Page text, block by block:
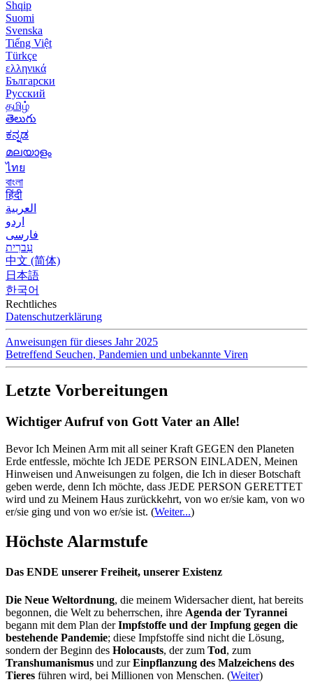
Shqip
Suomi
Svenska
Tiếng Việt
Türkçe
ελληνικά
Български
Русский
தமிழ்
తెలుగు
ಕನ್ನಡ
മലയാളം
ไทย
বাংলা
हिंदी
العربية
اردو
فارسی
עִברִית
中文 (简体)
日本語
한국어
Rechtliches
Datenschutzerklärung
Anweisungen für dieses Jahr 2025
Betreffend Seuchen, Pandemien und unbekannte Viren
Letzte Vorbereitungen
Wichtiger Aufruf von Gott Vater an Alle!
Bevor Ich Meinen Arm mit all seiner Kraft GEGEN den Planeten
Erde entfessle, möchte Ich JEDE PERSON EINLADEN, Meinen
Hinweisen und Anweisungen zu folgen, die Ich in dieser Botschaft
geben werde, denn Ich möchte, dass JEDE PERSON GERETTET
wird und zu Meinem Haus zurückkehrt, von wo er/sie kam, von wo
er/sie ging und von wo er/sie ist. (Weiter...)
Höchste Alarmstufe
Das ENDE unserer Freiheit, unserer Existenz
Die Neue Weltordnung, die meinem Widersacher dient, hat bereits
begonnen, die Welt zu beherrschen, ihre Agenda der Tyrannei
begann mit dem Plan derImpfstoffe und der Impfung gegen die
bestehende Pandemie; diese Impfstoffe sind nicht die Lösung,
sondern der Beginn des Holocausts, der zum Tod, zum
Transhumanismus und zurEinpflanzung des Malzeichens des
Tieres führen wird, bei Millionen von Menschen. (Weiter)